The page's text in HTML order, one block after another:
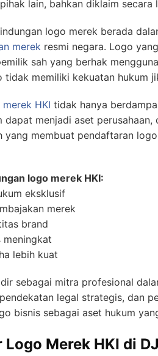
lain, bahkan diklaim secara
logo merek berada
merek resmi negara. Logo
sah yang berhak
tidak memiliki kekuatan hukum
merek HKI tidak hanya
dapat menjadi aset
yang membuat pendaftaran
logo merek HKI:
eksklusif
merek
brand
meningkat
lebih kuat
sebagai mitra profesional
legal strategis, dan
bisnis sebagai aset hukum
Logo Merek HKI di